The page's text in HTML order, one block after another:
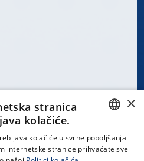
CROATIAN
×
stranica
kolačiće.
kolačiće u svrhe poboljšanja
internetske stranice prihvaćate sve